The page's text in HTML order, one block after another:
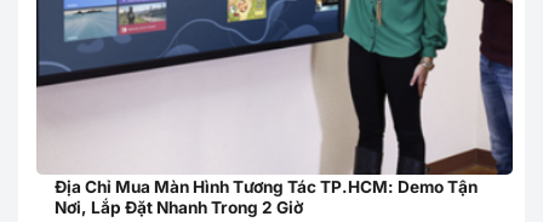
Địa Chỉ Mua Màn Hình Tương Tác TP.HCM: Demo Tận
Nơi, Lắp Đặt Nhanh Trong 2 Giờ